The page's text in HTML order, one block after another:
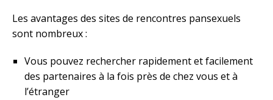
Les avantages des sites de rencontres pansexuels
sont nombreux :
Vous pouvez rechercher rapidement et facilement
des partenaires à la fois près de chez vous et à
l’étranger